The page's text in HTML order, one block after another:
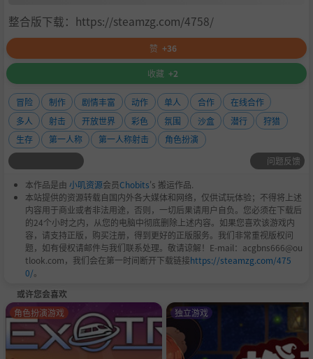
受到推崇的：
记忆：4 GB 内存
图形：512MB 视频 RAM（1GB 视频 RAM），DirectX
9c (DirectX11) 着色器模型 3.0（着色器模型 5.0）
DirectX®：11
硬盘：15 GB 高清空间
声音：DirectX 兼容（推荐支持环绕声 5.1）
其他需求：宽带互联网连接
额外的：*发布时支持的显卡：AMD Radeon™ HD 29
00 / 3000 / 4000 / 5000 / 6000 / 7000 系列、NVIDIA®
GeForce® 8800 GTX / 9 / 200 / 400 / 500 / 600 系
持。这些芯片组是唯一可以运行这款游戏的芯片组。
有关最新的最低要求列表，请访问我们支持网站
htt
p://support.ubi.com上的常见问题解答。
整合版下载：https://steamzg.com/4758/
赞 +36
收藏 +2
冒险 制作 剧情丰富 动作 单人 合作
在线合作
多人
射击 开放世界 彩色 氛围 沙盒 潜行
狩猎
生存
第一人称 第一人称射击
角色扮演
问题反馈
本作品是由 小叽资源会员Chobits's 搬运作品.
本站提供的资源转载自国内外各大媒体和网络，仅供试玩体验；不得将上述
内容用于商业或者非法用途，否则，一切后果请用户自负。您必须在下载后
的24个小时之内，从您的电脑中彻底删除上述内容。如果您喜欢该游戏内
容，请支持正版，购买注册，得到更好的正版服务。我们非常重视版权问
题，如有侵权请邮件与我们联系处理。敬请谅解！E-mail：acgbns666@ou
tlook.com，我们会在第一时间断开下载链接https://steamzg.com/475
0/。
或许您会喜欢
角色扮演游戏 独立游戏